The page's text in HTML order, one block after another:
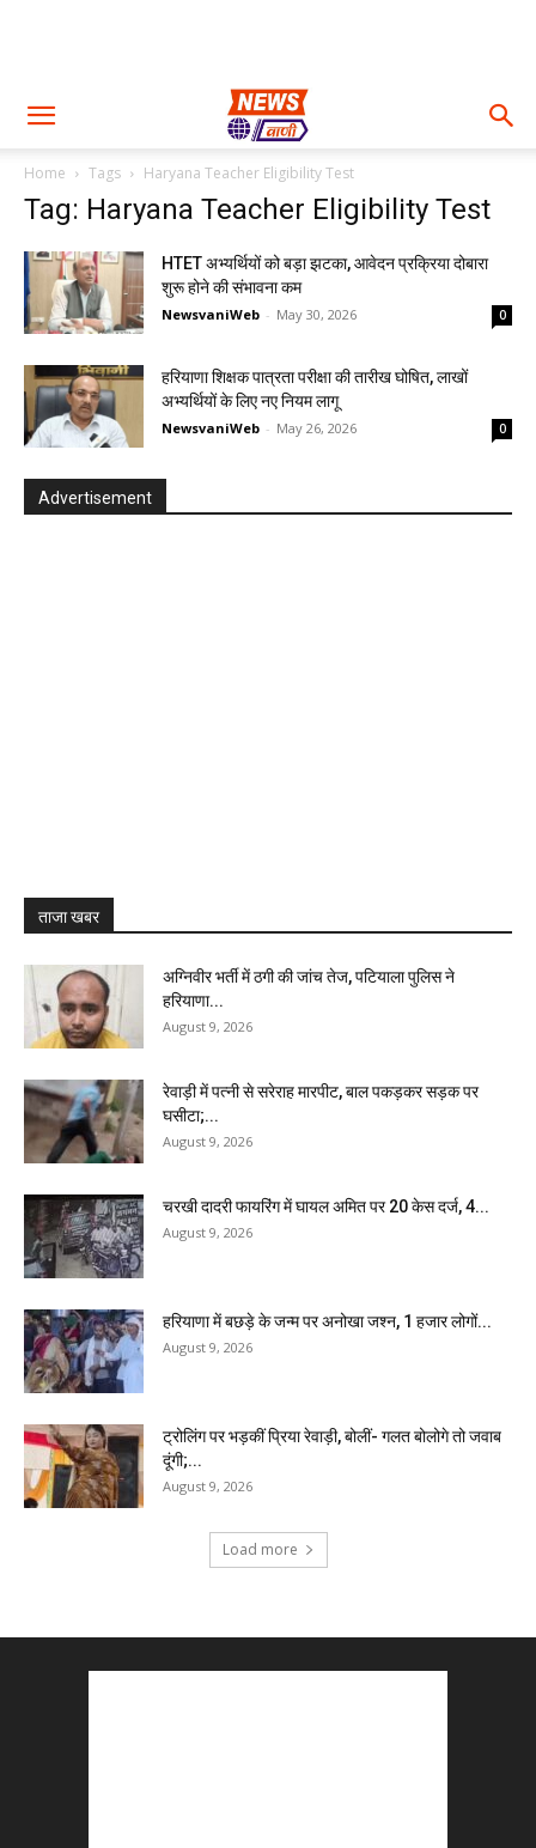
Home Tags Haryana Teacher Eligibility Test
Tag: Haryana Teacher Eligibility Test
HTET अभ्यर्थियों को बड़ा झटका, आवेदन प्रक्रिया दोबारा
शुरू होने की संभावना कम
NewsvaniWeb - May 30, 2026 0
हरियाणा शिक्षक पात्रता परीक्षा की तारीख घोषित, लाखों
अभ्यर्थियों के लिए नए नियम लागू
NewsvaniWeb - May 26, 2026 0
Advertisement
ताजा खबर
अग्निवीर भर्ती में ठगी की जांच तेज, पटियाला पुलिस ने
हरियाणा...
August 9, 2026
रेवाड़ी में पत्नी से सरेराह मारपीट, बाल पकड़कर सड़क पर
घसीटा;...
August 9, 2026
चरखी दादरी फायरिंग में घायल अमित पर 20 केस दर्ज, 4...
August 9, 2026
हरियाणा में बछड़े के जन्म पर अनोखा जश्न, 1 हजार लोगों...
August 9, 2026
ट्रोलिंग पर भड़कीं प्रिया रेवाड़ी, बोलीं- गलत बोलोगे तो जवाब
दूंगी;...
August 9, 2026
Load more